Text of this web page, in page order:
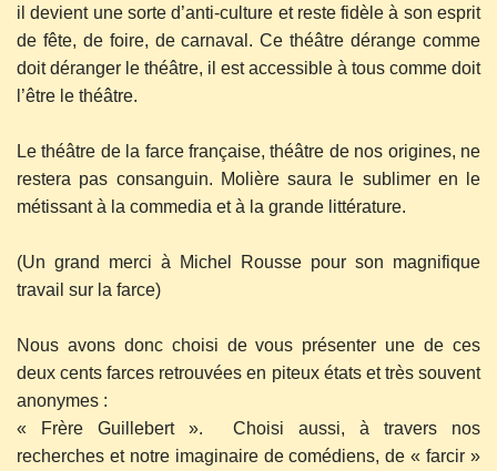
il devient une sorte d’anti-culture et reste fidèle à son esprit
de fête, de foire, de carnaval. Ce théâtre dérange comme
doit déranger le théâtre, il est accessible à tous comme doit
l’être le théâtre.
Le théâtre de la farce française, théâtre de nos origines, ne
restera pas consanguin. Molière saura le sublimer en le
métissant à la commedia et à la grande littérature.
(Un grand merci à Michel Rousse pour son magnifique
travail sur la farce)
Nous avons donc choisi de vous présenter une de ces
deux cents farces retrouvées en piteux états et très souvent
anonymes :
« Frère Guillebert ». Choisi aussi, à travers nos
recherches et notre imaginaire de comédiens, de « farcir »